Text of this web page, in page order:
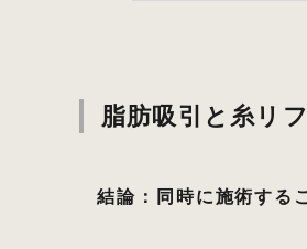
脂肪吸引と糸リ
結論：同時に施術する